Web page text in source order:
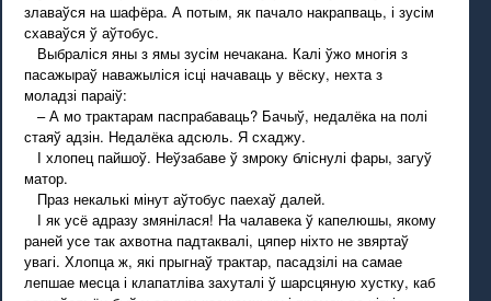
злаваўся на шафёра. А потым, як пачало накрапваць, і зусім
схаваўся ў аўтобус.
Выбраліся яны з ямы зусім нечакана. Калі ўжо многія з
пасажыраў наважыліся ісці начаваць у вёску, нехта з
моладзі параіў:
– А мо трактарам паспрабаваць? Бачыў, недалёка на полі
стаяў адзін. Недалёка адсюль. Я схаджу.
І хлопец пайшоў. Неўзабаве ў змроку бліснулі фары, загуў
матор.
Праз некалькі мінут аўтобус паехаў далей.
І як усё адразу змянілася! На чалавека ў капелюшы, якому
раней усе так ахвотна падтаквалі, цяпер ніхто не звяртаў
увагі. Хлопца ж, які прыгнаў трактар, пасадзілі на самае
лепшае месца і клапатліва захуталі ў шарсцяную хустку, каб